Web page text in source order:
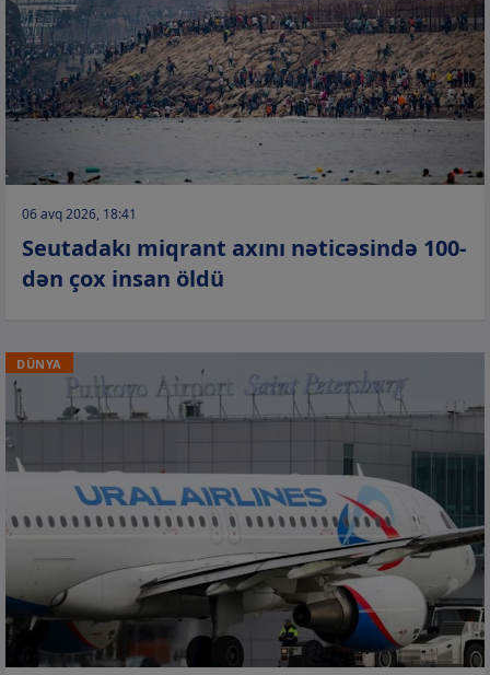
06 avq 2026, 18:41
Seutadakı miqrant axını nəticəsində 100-
dən çox insan öldü
DÜNYA